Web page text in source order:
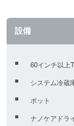
設備
60インチ以上
システム冷蔵
ポット
ナノケアドラ